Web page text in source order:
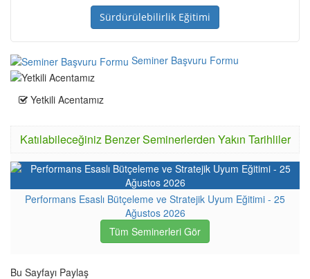
Sürdürülebilirlik Eğitimi
Seminer Başvuru Formu
Yetkili Acentamız
Katılabileceğiniz Benzer Seminerlerden Yakın Tarihliler
Performans Esaslı Bütçeleme ve Stratejik Uyum Eğitimi - 25
Ağustos 2026
Tüm Seminerleri Gör
Bu Sayfayı Paylaş